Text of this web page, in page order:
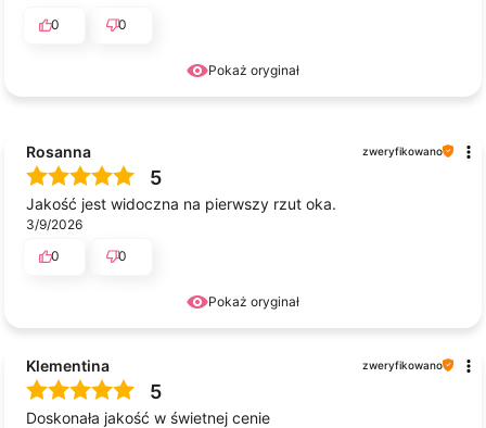
Pokaż oryginał
0
0
Pokaż oryginał
Rosanna zweryfikowano
5
Jakość jest widoczna na pierwszy rzut oka.
3/9/2026
0
0
Klementina zweryfikowano
5
Doskonała jakość w świetnej cenie